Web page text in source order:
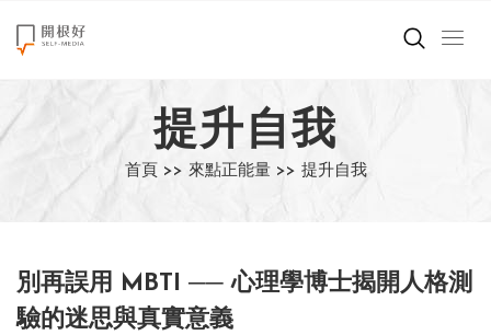
來點正能量
世界在想什麼
創造美好生活
職場商業經濟
提升自我
首頁 >> 來點正能量 >> 提升自我
別再誤用 MBTI ── 心理學博士揭開人格測
驗的迷思與真實意義